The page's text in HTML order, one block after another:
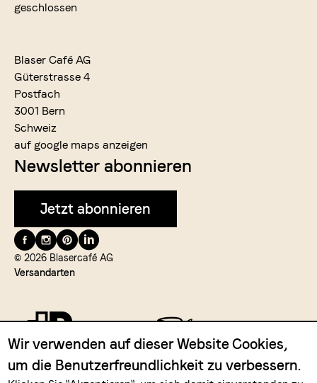
geschlossen
Blaser Café AG
Güterstrasse 4
Postfach
3001 Bern
Schweiz
auf google maps anzeigen
Newsletter abonnieren
Jetzt abonnieren
Folge
uns
auf
© 2026 Blasercafé AG
Versandarten
Zahlungsmittel
Wir verwenden auf dieser Website Cookies,
um die Benutzerfreundlichkeit zu verbessern.